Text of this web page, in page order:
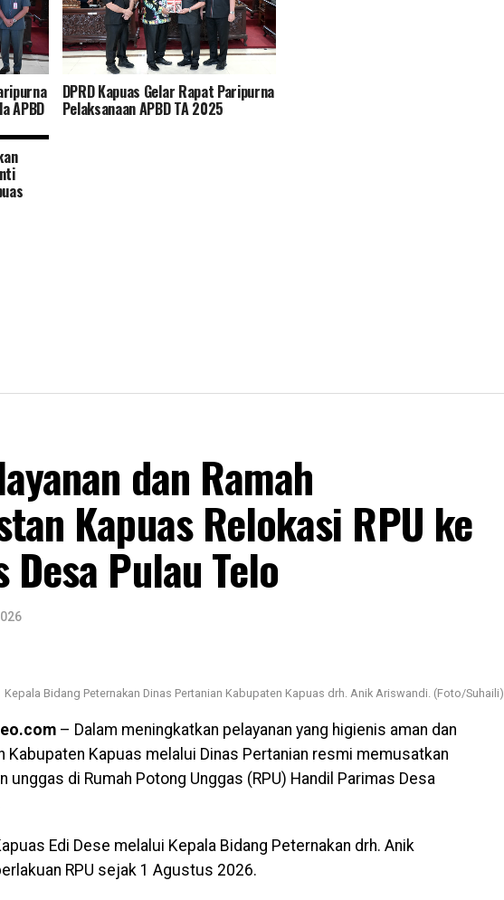
APBD
DPRD Kapuas Gelar Rapat Paripurna
Pelaksanaan APBD TA 2025
dan Ramah
Kapuas Relokasi RPU ke
Pulau Telo
Kepala Bidang Peternakan Dinas Pertanian Kabupaten Kapuas drh. Anik Ariswandi. (Foto/Suhaili)
– Dalam meningkatkan pelayanan yang higienis aman dan
Kabupaten Kapuas melalui Dinas Pertanian resmi memusatkan
di Rumah Potong Unggas (RPU) Handil Parimas Desa
Edi Dese melalui Kepala Bidang Peternakan drh. Anik
RPU sejak 1 Agustus 2026.